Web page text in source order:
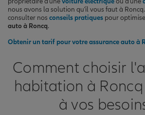
nous avons la solution qu'il vous faut à
consulter nos conseils pratiques pour
auto à Roncq.
Obtenir un tarif pour votre assurance auto à
Comment choisir
habitation à
à vos